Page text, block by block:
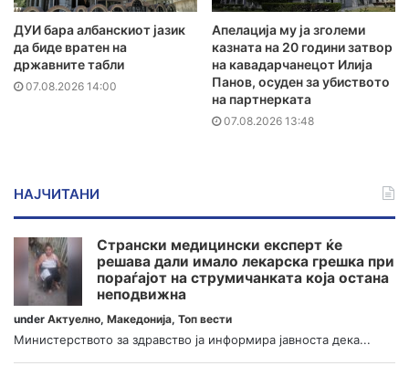
ДУИ бара албанскиот јазик
да биде вратен на
државните табли
07.08.2026 14:00
Апелација му ја зголеми
казната на 20 години затвор
на кавадарчанецот Илија
Панов, осуден за убиството
на партнерката
07.08.2026 13:48
НАЈЧИТАНИ
Странски медицински експерт ќе
решава дали имало лекарска грешка при
пораѓајот на струмичанката која остана
неподвижна
under Актуелно, Македонија, Топ вести
Министерството за здравство ја информира јавноста дека...